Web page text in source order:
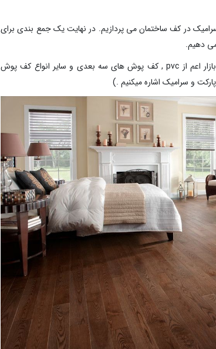
در کف ساختمان می پردازیم. در نهایت یک جمع بندی برای
دهیم.
( لازم به ذکر است که کف پوش های متنوعی در بازار اعم از pvc , کف پوش های سه بعدی و سایر انواع کف پوش
و سرامیک اشاره میکنیم .)